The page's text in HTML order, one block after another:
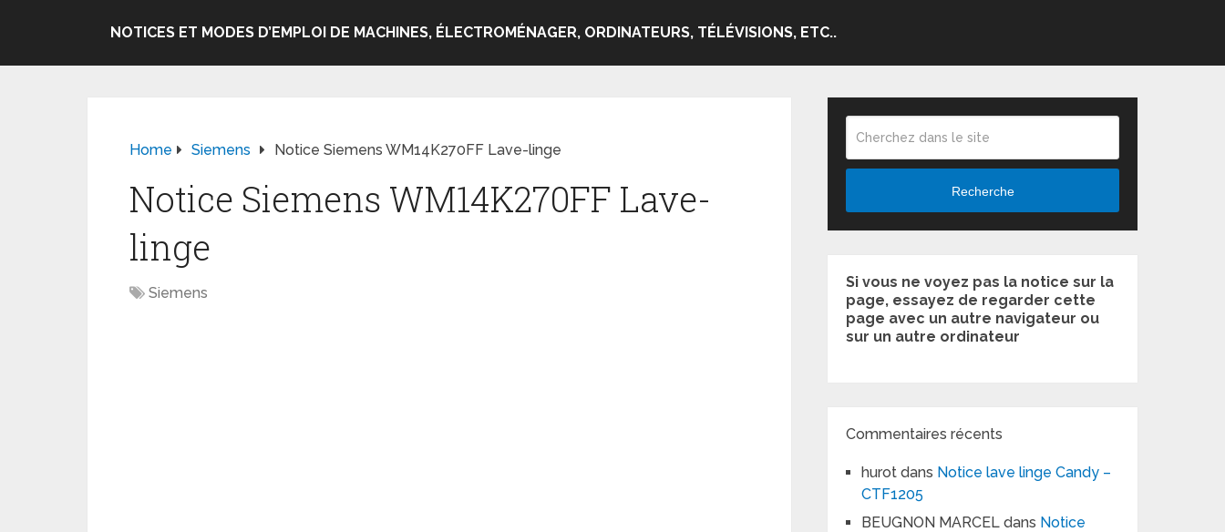
NOTICES ET MODES D’EMPLOI DE MACHINES, ÉLECTROMÉNAGER, ORDINATEURS, TÉLÉVISIONS, ETC..
Home Siemens Notice Siemens WM14K270FF Lave-linge
Notice Siemens WM14K270FF Lave-
linge
Siemens
Recherche
Si vous ne voyez pas la notice sur la
page, essayez de regarder cette
page avec un autre navigateur ou
sur un autre ordinateur
Commentaires récents
hurot dans Notice lave linge Candy –
CTF1205
BEUGNON MARCEL dans Notice